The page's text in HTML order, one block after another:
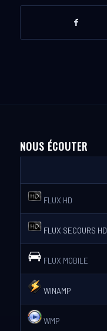
NOUS ÉCOUTER
FLUX HD
FLUX SECOURS HD
FLUX MOBILE
WINAMP
WMP